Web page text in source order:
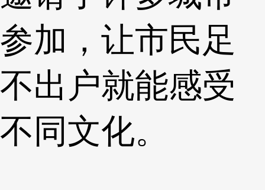
参加，让市民足
不出户就能感受
不同文化。